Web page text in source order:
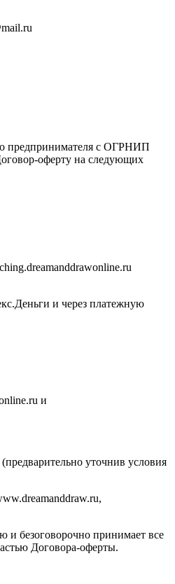
предпринимателя с ОГРНИП
оферту на следующих
и через платежную
и
уточнив условия
и безоговорочно принимает все
Договора-оферты.